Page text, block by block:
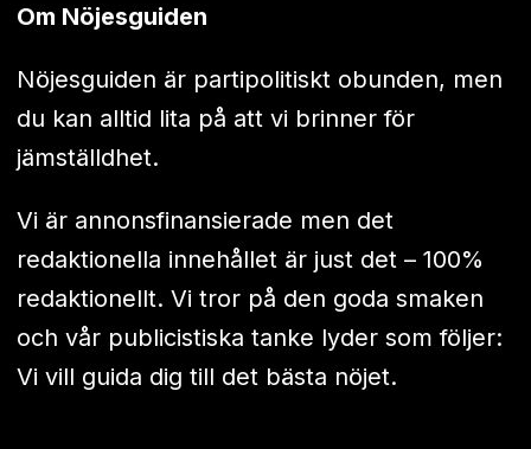
Om Nöjesguiden
Nöjesguiden är partipolitiskt obunden, men
du kan alltid lita på att vi brinner för
jämställdhet.
Vi är annonsfinansierade men det
redaktionella innehållet är just det – 100%
redaktionellt. Vi tror på den goda smaken
och vår publicistiska tanke lyder som följer:
Vi vill guida dig till det bästa nöjet.